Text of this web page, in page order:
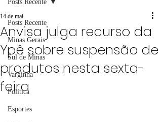
Posts Recente
Minas Gerais
Sul de Minas
Varginha
Política
Esportes
Posts Recente
Anvisa julga recurso da
Ypê sobre suspensão de
produtos nesta sexta-
feira
14 de mai.